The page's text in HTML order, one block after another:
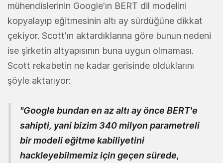
mühendislerinin Google'ın BERT dil modelini
kopyalayıp eğitmesinin altı ay sürdüğüne dikkat
çekiyor. Scott'ın aktardıklarına göre bunun nedeni
ise şirketin altyapısının buna uygun olmaması.
Scott rekabetin ne kadar gerisinde olduklarını
şöyle aktarıyor:
"Google bundan en az altı ay önce BERT'e
sahipti, yani bizim 340 milyon parametreli
bir modeli eğitme kabiliyetini
hackleyebilmemiz için geçen sürede,